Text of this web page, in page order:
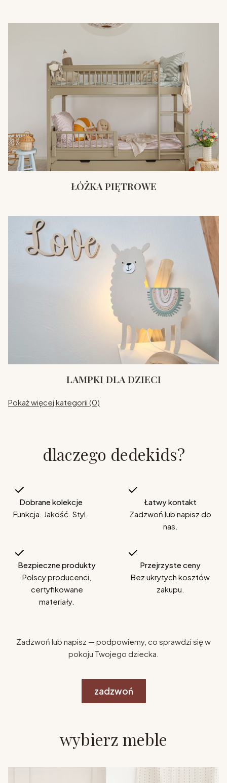
ŁÓŻKA PIĘTROWE
LAMPKI DLA DZIECI
Pokaż więcej kategorii (0)
dlaczego dedekids?
Dobrane kolekcje
Funkcja. Jakość. Styl.
Łatwy kontakt
Zadzwoń lub napisz do
nas.
Bezpieczne produkty
Polscy producenci,
certyfikowane
materiały.
Przejrzyste ceny
Bez ukrytych kosztów
zakupu.
Zadzwoń lub napisz — podpowiemy, co sprawdzi się w
pokoju Twojego dziecka.
zadzwoń
wybierz meble